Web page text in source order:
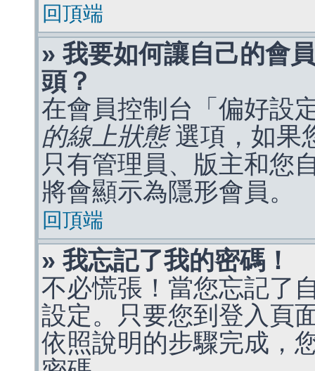
回頂端
» 我要如何讓自己的會
頭？
在會員控制台「偏好設
的線上狀態選項，如果
只有管理員、版主和您
將會顯示為隱形會員。
回頂端
» 我忘記了我的密碼！
不必慌張！當您忘記了
設定。只要您到登入頁
依照說明的步驟完成，